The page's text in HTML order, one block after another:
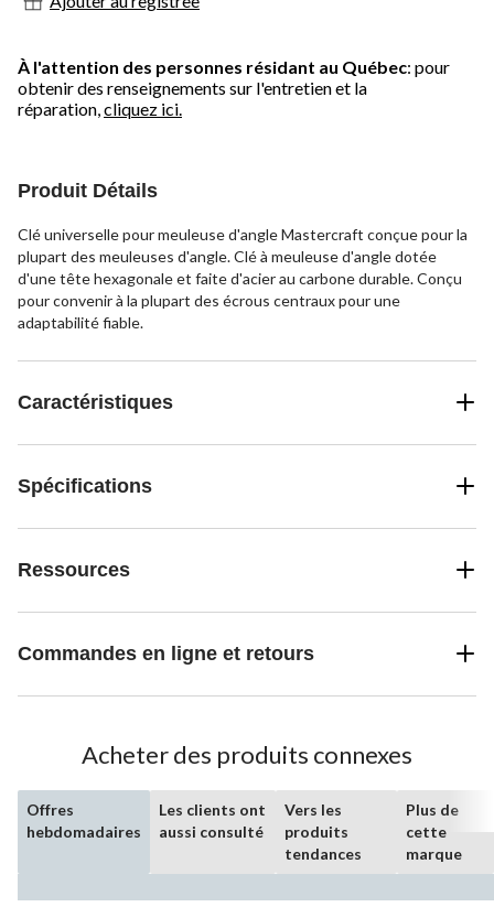
À l'attention des personnes résidant au Québec: pour
obtenir des renseignements sur l'entretien et la
réparation, cliquez ici.
Produit Détails
Clé universelle pour meuleuse d'angle Mastercraft conçue pour la
plupart des meuleuses d'angle. Clé à meuleuse d'angle dotée
d'une tête hexagonale et faite d'acier au carbone durable. Conçu
pour convenir à la plupart des écrous centraux pour une
adaptabilité fiable.
Caractéristiques
Spécifications
Ressources
Commandes en ligne et retours
Acheter des produits connexes
Offres
hebdomadaires
Les clients ont
aussi consulté
Vers les
produits
tendances
Plus de
cette
marque